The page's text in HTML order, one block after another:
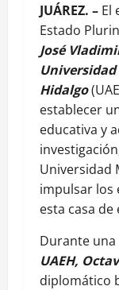
JUÁREZ. – El
Estado
José
Hidalgo
establecer
educativa y
Universidad
impulsar los
esta casa
Durante
UAEH,
diplomático